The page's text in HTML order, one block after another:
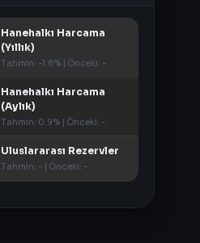
Hanehalkı Harcama
(Yıllık)
Tahmin: -1.8% | Önceki: -
Hanehalkı Harcama
(Aylık)
Tahmin: 0.9% | Önceki: -
Uluslararası Rezervler
Tahmin: - | Önceki: -